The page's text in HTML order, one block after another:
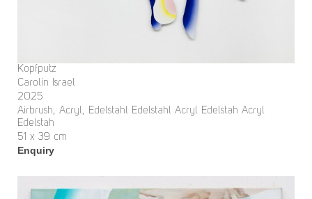
Kopfputz
Carolin Israel
2025
Airbrush, Acryl, Edelstahl Edelstahl Acryl Edelstah Acryl
Edelstah
51 x 39 cm
Enquiry